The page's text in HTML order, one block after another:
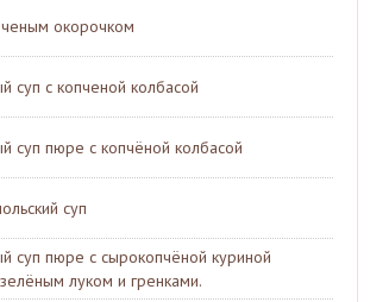
окорочком
суп с копченой колбасой
суп пюре с копчёной колбасой
суп
суп пюре с сырокопчёной куриной
луком и гренками.